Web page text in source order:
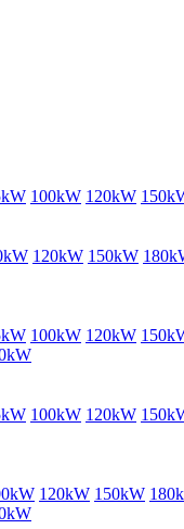
100kW 120kW
120kW 150kW
100kW 120kW
100kW 120kW
120kW 150kW